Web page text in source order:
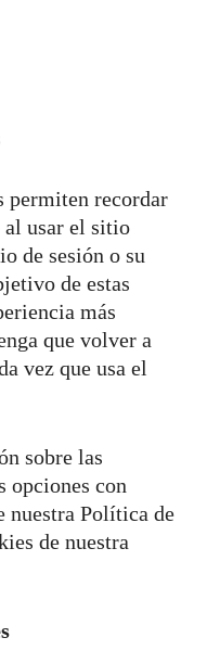
permiten recordar
al usar el sitio
de sesión o su
de estas
más
que volver a
vez que usa el
sobre las
opciones con
nuestra Política de
de nuestra